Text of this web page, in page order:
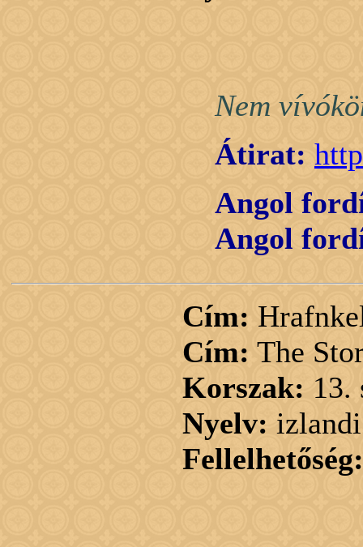
Nem
Átirat:
Angol
Angol
Cím:
Cím: The
Korszak: 13.
Nyelv: izlandi
Fellelhetőség: